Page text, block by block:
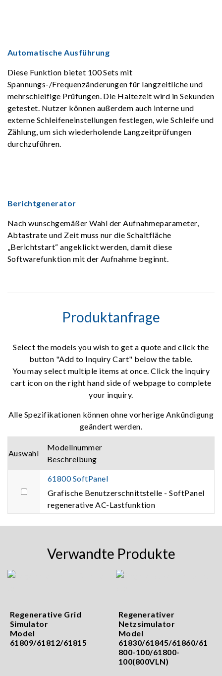
Automatische Ausführung
Diese Funktion bietet 100 Sets mit
Spannungs-/Frequenzänderungen für langzeitliche und
mehrschleifige Prüfungen. Die Haltezeit wird in Sekunden
getestet. Nutzer können außerdem auch interne und
externe Schleifeneinstellungen festlegen, wie Schleife und
Zählung, um sich wiederholende Langzeitprüfungen
durchzuführen.
Berichtgenerator
Nach wunschgemäßer Wahl der Aufnahmeparameter,
Abtastrate und Zeit muss nur die Schaltfläche
„Berichtstart“ angeklickt werden, damit diese
Softwarefunktion mit der Aufnahme beginnt.
Produktanfrage
Select the models you wish to get a quote and click the
button "Add to Inquiry Cart" below the table.
You may select multiple items at once. Click the inquiry
cart icon on the right hand side of webpage to complete
your inquiry.
Alle Spezifikationen können ohne vorherige Ankündigung
geändert werden.
Auswahl
Modellnummer
Beschreibung
61800 SoftPanel
Grafische Benutzerschnittstelle - SoftPanel
regenerative AC-Lastfunktion
Verwandte Produkte
Regenerative Grid
Simulator
Model
61809/61812/61815
Regenerativer
Netzsimulator
Model
61830/61845/61860/61
800-100/61800-
100(800VLN)